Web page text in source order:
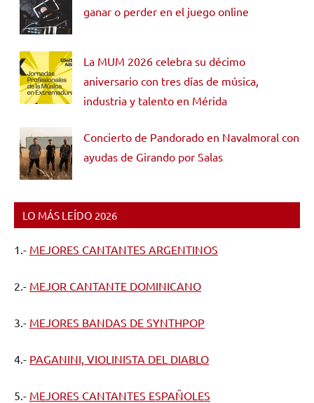
ganar o perder en el juego online
La MUM 2026 celebra su décimo
aniversario con tres días de música,
industria y talento en Mérida
Concierto de Pandorado en Navalmoral con
ayudas de Girando por Salas
LO MÁS LEÍDO 2026
1.- MEJORES CANTANTES ARGENTINOS
2.- MEJOR CANTANTE DOMINICANO
3.- MEJORES BANDAS DE SYNTHPOP
4.- PAGANINI, VIOLINISTA DEL DIABLO
5.- MEJORES CANTANTES ESPAÑOLES